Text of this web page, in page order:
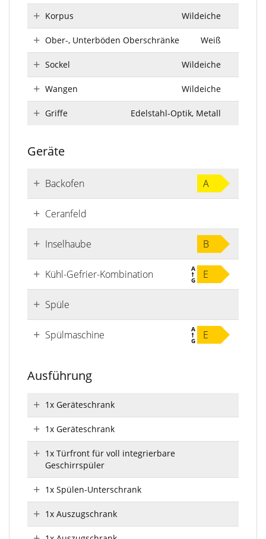
Korpus Wildeiche
Ober-, Unterböden Oberschränke Weiß
Sockel Wildeiche
Wangen Wildeiche
Griffe Edelstahl-Optik, Metall
Geräte
Backofen A
Ceranfeld
Inselhaube B
Kühl-Gefrier-Kombination E
Spüle
Spülmaschine E
Ausführung
1x Geräteschrank
1x Geräteschrank
1x Türfront für voll integrierbare
Geschirrspüler
1x Spülen-Unterschrank
1x Auszugschrank